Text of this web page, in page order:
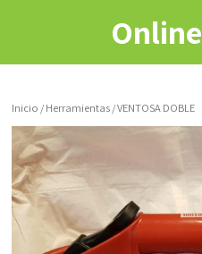
Online
Inicio /Herramientas/ VENTOSA DOBLE